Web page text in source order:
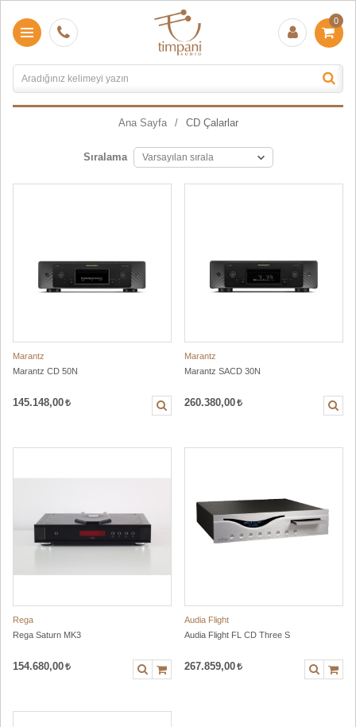
0
Ana Sayfa CD Çalarlar
Sıralama
Marantz
Marantz CD 50N
145.148,00
Marantz
Marantz SACD 30N
260.380,00
Rega
Rega Saturn MK3
154.680,00
Audia Flight
Audia Flight FL CD Three S
267.859,00